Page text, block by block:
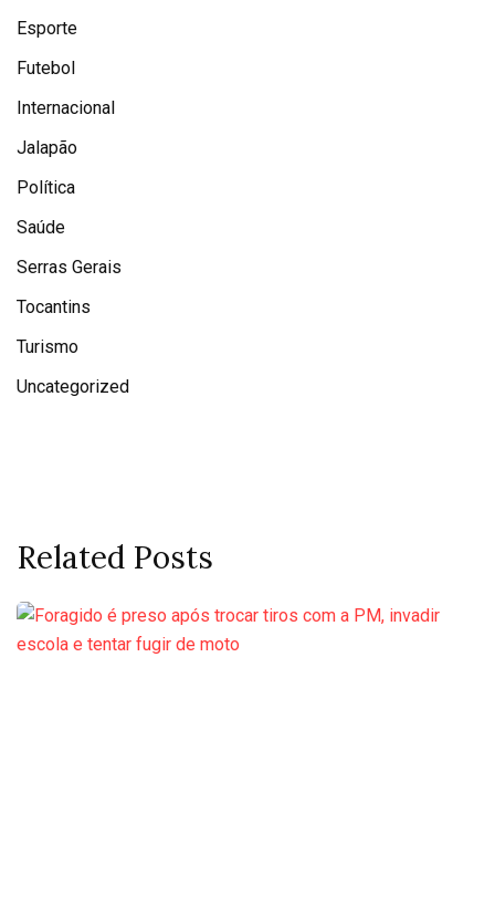
Esporte
Futebol
Internacional
Jalapão
Política
Saúde
Serras Gerais
Tocantins
Turismo
Uncategorized
Related Posts